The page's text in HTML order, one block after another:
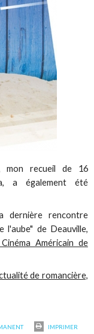
mon recueil de 16
a également été
dernière rencontre
l'aube" de Deauville,
Américain de
de romancière,
IMPRIMER